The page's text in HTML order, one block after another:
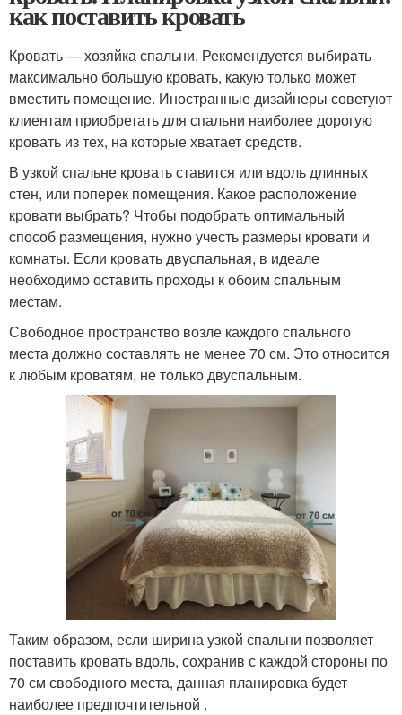
как поставить кровать
Кровать — хозяйка спальни. Рекомендуется выбирать
максимально большую кровать, какую только может
вместить помещение. Иностранные дизайнеры советуют
клиентам приобретать для спальни наиболее дорогую
кровать из тех, на которые хватает средств.
В узкой спальне кровать ставится или вдоль длинных
стен, или поперек помещения. Какое расположение
кровати выбрать? Чтобы подобрать оптимальный
способ размещения, нужно учесть размеры кровати и
комнаты. Если кровать двуспальная, в идеале
необходимо оставить проходы к обоим спальным
местам.
Свободное пространство возле каждого спального
места должно составлять не менее 70 см. Это относится
к любым кроватям, не только двуспальным.
Таким образом, если ширина узкой спальни позволяет
поставить кровать вдоль, сохранив с каждой стороны по
70 см свободного места, данная планировка будет
наиболее предпочтительной .